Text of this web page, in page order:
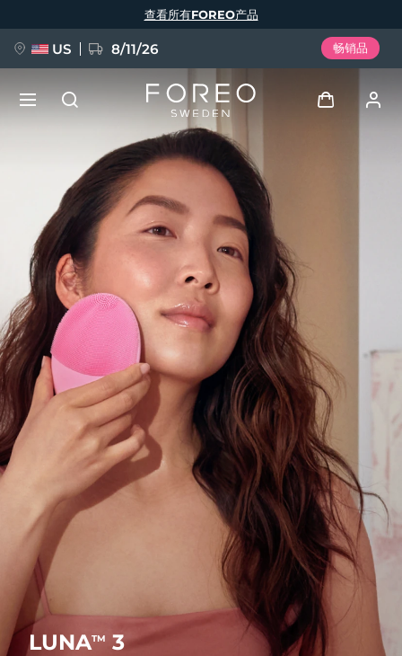
LUNATM 3
查看所有FOREO产品
US 8/11/26 畅销品
我的地址
我的订阅
FAQ™ Pure Beauty-Tech Elixir
BREAKING NEWS
issa™ Teeth Whitening Set
FAQ™ Dual LED Panel
热门产品
特别优惠 畅销产品
English Deutsch
Español
Français
Italiano
Português
Polski
Svenska
Русский
Türkçe
简体中文 繁體中文
发货国家
预计送达日期8/11/26
英国 预计送达日期8/10/26
西班牙 预计送达日期8/10/26
澳大利亚 预计送达日期 8/13/26
法国 预计送达日期